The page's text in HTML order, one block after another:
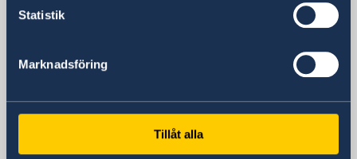
Statistik
Marknadsföring
Tillåt alla
Receptionen telefontid mån-fre 09.00-
Migrationsavdelningens telefontid mån-
+389 2 3297 898
Receptionen